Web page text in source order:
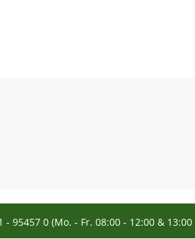
- 95457 0 (Mo. - Fr. 08:00 - 12:00 &